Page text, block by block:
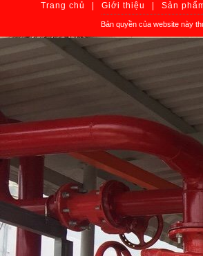
Trang chủ Giới thiệu Sản
Bản quyền của website này